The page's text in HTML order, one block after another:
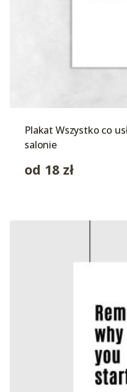
Plakat Wszystko co
salonie
od 18 zł